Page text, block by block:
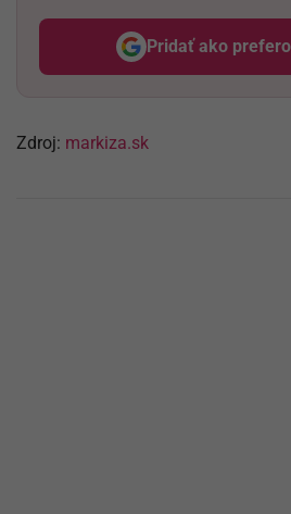
Pridať ako
Zdroj: markiza.sk